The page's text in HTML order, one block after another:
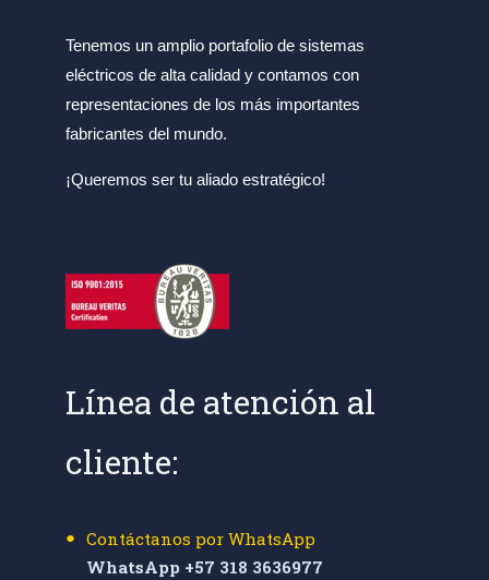
Tenemos un amplio portafolio de sistemas
eléctricos de alta calidad y contamos con
representaciones de los más importantes
fabricantes del mundo.
¡Queremos ser tu aliado estratégico!
Línea de atención al
cliente:
Contáctanos por WhatsApp
WhatsApp +57 318 3636977